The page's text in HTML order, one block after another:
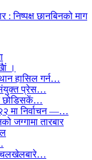
: निष्पक्ष छानबिनको माग
।
हासिल गर्न…
प्रेस…
छोडिसकें…
मा निर्वाचन —…
जग्गामा तारबार
चलखेलबारे…